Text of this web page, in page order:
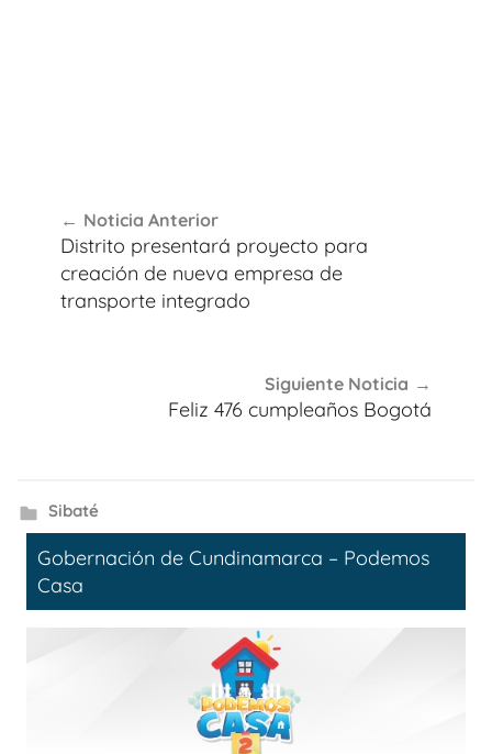
de
entradas
Noticia Anterior
Distrito presentará proyecto para
creación de nueva empresa de
transporte integrado
Siguiente Noticia
Feliz 476 cumpleaños Bogotá
Sibaté
Gobernación de Cundinamarca – Podemos
Casa